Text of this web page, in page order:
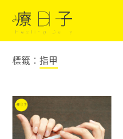
標籤： 指甲